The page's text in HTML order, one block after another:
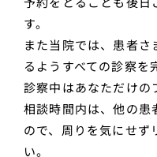
す。
また当院では、患者
るようすべての診察を
診察中はあなただけの
相談時間内は、他の患
ので、周りを気にせず
い。